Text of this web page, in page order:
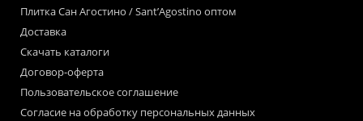
Плитка Сан Агостино / Sant’Agostino оптом
Доставка
Скачать каталоги
Договор-оферта
Пользовательское соглашение
Согласие на обработку персональных данных